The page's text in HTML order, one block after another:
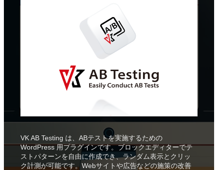
VK AB Testing は、ABテストを実施するための
WordPress 用プラグインです。ブロックエディターでテ
ストパターンを自由に作成でき、ランダム表示とクリッ
ク計測が可能です。Webサイトや広告などの施策の改善